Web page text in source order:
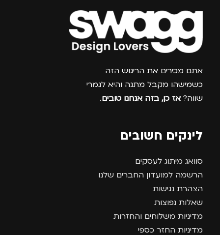
צרפו אותי למועדון
אתם מכירים את הריגוש הזה
כשמישהו מקבל מתנה והיא לגמרי
שווה? אז כן, בזה אנחנו טובים.
לינקים חשובים
סוואג מיתוג לעסקים
הרשמה למועדון החברים שלנו
הצהרת נגישות
שאלות נפוצות
מדיניות משלוחים והחזרות
מדיניות החזר כספי